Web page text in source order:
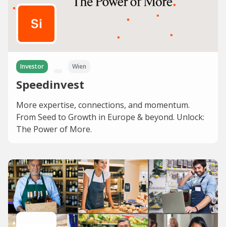
Investor Wien
Speedinvest
More expertise, connections, and momentum.
From Seed to Growth in Europe & beyond. Unlock:
The Power of More.